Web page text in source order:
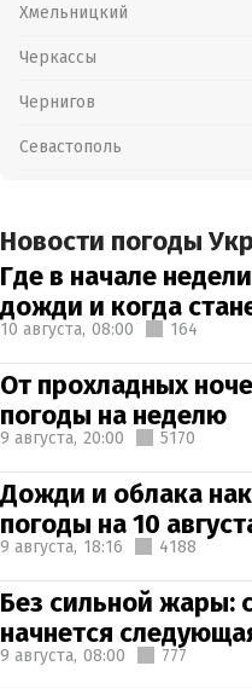
Хмельницкий
Черкассы
Чернигов
Севастополь
Новости погоды
Где в начале
дожди и когда
10 августа, 08:00 164
От прохладных
погоды на неделю
9 августа, 20:00 5170
Дожди и облака
погоды на 10
9 августа, 18:16 4188
Без сильной жары:
начнется
9 августа, 08:00 777